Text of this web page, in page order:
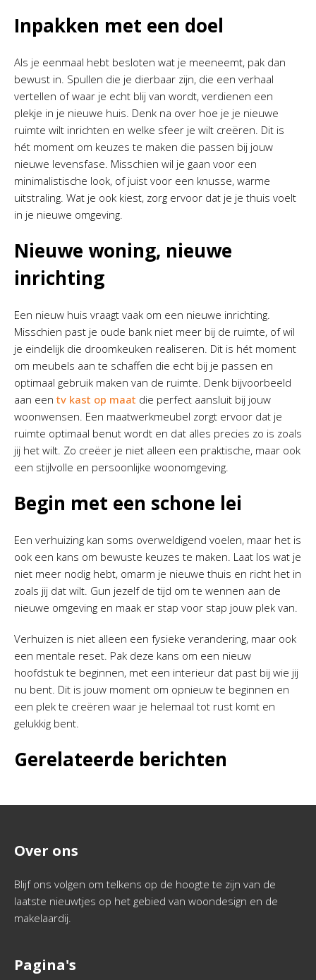
Inpakken met een doel
Als je eenmaal hebt besloten wat je meeneemt, pak dan
bewust in. Spullen die je dierbaar zijn, die een verhaal
vertellen of waar je echt blij van wordt, verdienen een
plekje in je nieuwe huis. Denk na over hoe je je nieuwe
ruimte wilt inrichten en welke sfeer je wilt creëren. Dit is
hét moment om keuzes te maken die passen bij jouw
nieuwe levensfase. Misschien wil je gaan voor een
minimalistische look, of juist voor een knusse, warme
uitstraling. Wat je ook kiest, zorg ervoor dat je je thuis voelt
in je nieuwe omgeving.
Nieuwe woning, nieuwe
inrichting
Een nieuw huis vraagt vaak om een nieuwe inrichting.
Misschien past je oude bank niet meer bij de ruimte, of wil
je eindelijk die droomkeuken realiseren. Dit is hét moment
om meubels aan te schaffen die echt bij je passen en
optimaal gebruik maken van de ruimte. Denk bijvoorbeeld
aan een tv kast op maat die perfect aansluit bij jouw
woonwensen. Een maatwerkmeubel zorgt ervoor dat je
ruimte optimaal benut wordt en dat alles precies zo is zoals
jij het wilt. Zo creëer je niet alleen een praktische, maar ook
een stijlvolle en persoonlijke woonomgeving.
Begin met een schone lei
Een verhuizing kan soms overweldigend voelen, maar het is
ook een kans om bewuste keuzes te maken. Laat los wat je
niet meer nodig hebt, omarm je nieuwe thuis en richt het in
zoals jij dat wilt. Gun jezelf de tijd om te wennen aan de
nieuwe omgeving en maak er stap voor stap jouw plek van.
Verhuizen is niet alleen een fysieke verandering, maar ook
een mentale reset. Pak deze kans om een nieuw
hoofdstuk te beginnen, met een interieur dat past bij wie jij
nu bent. Dit is jouw moment om opnieuw te beginnen en
een plek te creëren waar je helemaal tot rust komt en
gelukkig bent.
Gerelateerde berichten
Over ons
Blijf ons volgen om telkens op de hoogte te zijn van de
laatste nieuwtjes op het gebied van woondesign en de
makelaardij.
Pagina's